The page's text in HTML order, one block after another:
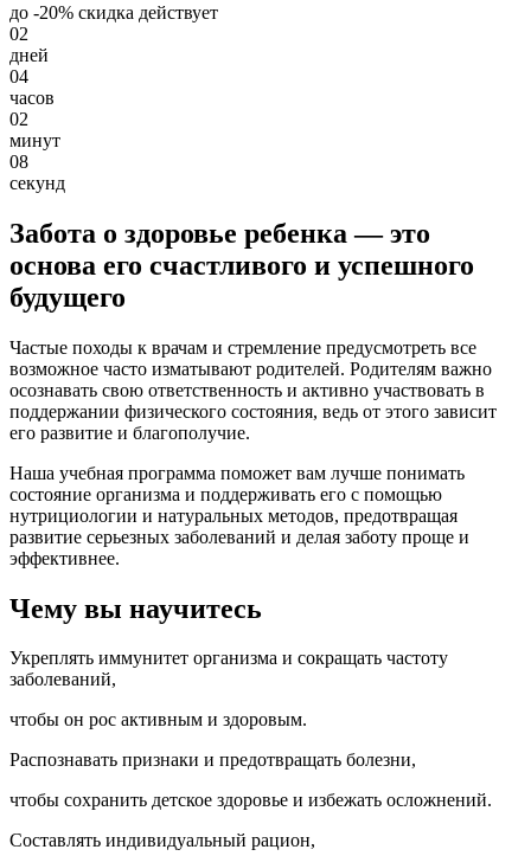
до -20% скидка действует
02
дней
04
часов
02
минут
07
секунд
Забота о здоровье ребенка — это
основа его счастливого и успешного
будущего
Частые походы к врачам и стремление предусмотреть все
возможное часто изматывают родителей. Родителям важно
осознавать свою ответственность и активно участвовать в
поддержании физического состояния, ведь от этого зависит
его развитие и благополучие.
Наша учебная программа поможет вам лучше понимать
состояние организма и поддерживать его с помощью
нутрициологии и натуральных методов, предотвращая
развитие серьезных заболеваний и делая заботу проще и
эффективнее.
Чему вы научитесь
Укреплять иммунитет организма и сокращать частоту
заболеваний,
чтобы он рос активным и здоровым.
Распознавать признаки и предотвращать болезни,
чтобы сохранить детское здоровье и избежать осложнений.
Составлять индивидуальный рацион,